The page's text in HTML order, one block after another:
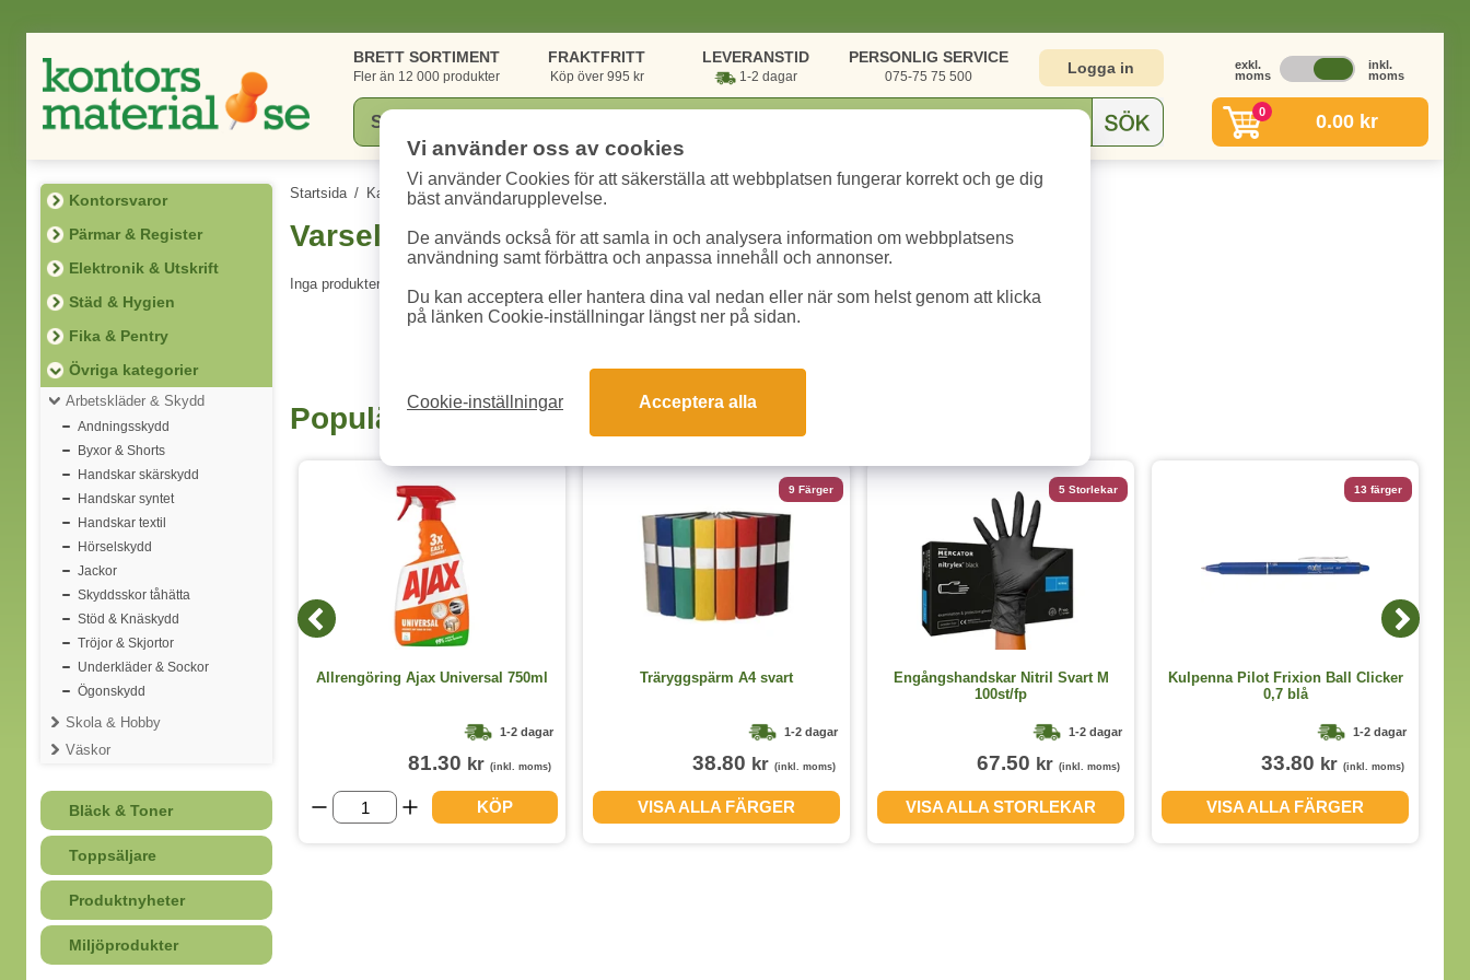
BRETT SORTIMENT
Fler än 12 000 produkter
FRAKTFRITT
Köp över 995 kr
LEVERANSTID
1-2 dagar
PERSONLIG SERVICE
075-75 75 500 Logga in
exkl.
moms
inkl.
moms
0 0.00 kr
Kontorsvaror
Pärmar & Register
Elektronik & Utskrift
Städ & Hygien
Fika & Pentry
Övriga kategorier
Arbetskläder & Skydd
Andningsskydd
Byxor & Shorts
Handskar skärskydd
Handskar syntet
Handskar textil
Hörselskydd
Jackor
Skyddsskor tåhätta
Stöd & Knäskydd
Tröjor & Skjortor
Underkläder & Sockor
Ögonskydd
Skola & Hobby
Väskor
Bläck & Toner
Toppsäljare
Produktnyheter
Miljöprodukter
Startsida / Kategorier / Övriga kategorier / Arbetskläder & Skydd Varselkläder/Regnkläder
Varselkläder/Regnkläder
Inga produkter att visa.
Populära produkter
Post-it SS 76x76mm Boost 5st/fp
VISA ALLA VARIANTER
Allrengöring Ajax Universal 750ml
1-2 dagar
81.30 kr (inkl. moms)
KÖP
9 Färger
Träryggspärm A4 svart
1-2 dagar
38.80 kr (inkl. moms)
VISA ALLA FÄRGER
5 Storlekar
Engångshandskar Nitril Svart M
100st/fp
1-2 dagar
67.50 kr (inkl. moms)
VISA ALLA STORLEKAR
13 färger
Kulpenna Pilot Frixion Ball Clicker
0,7 blå
1-2 dagar
33.80 kr (inkl. moms)
VISA ALLA FÄRGER
Vi använder oss av cookies
Vi använder Cookies för att säkerställa att webbplatsen fungerar korrekt och ge dig
bäst användarupplevelse.
De används också för att samla in och analysera information om webbplatsens
användning samt förbättra och anpassa innehåll och annonser.
Du kan acceptera eller hantera dina val nedan eller när som helst genom att klicka
på länken Cookie-inställningar längst ner på sidan.
Cookie-inställningar Acceptera alla